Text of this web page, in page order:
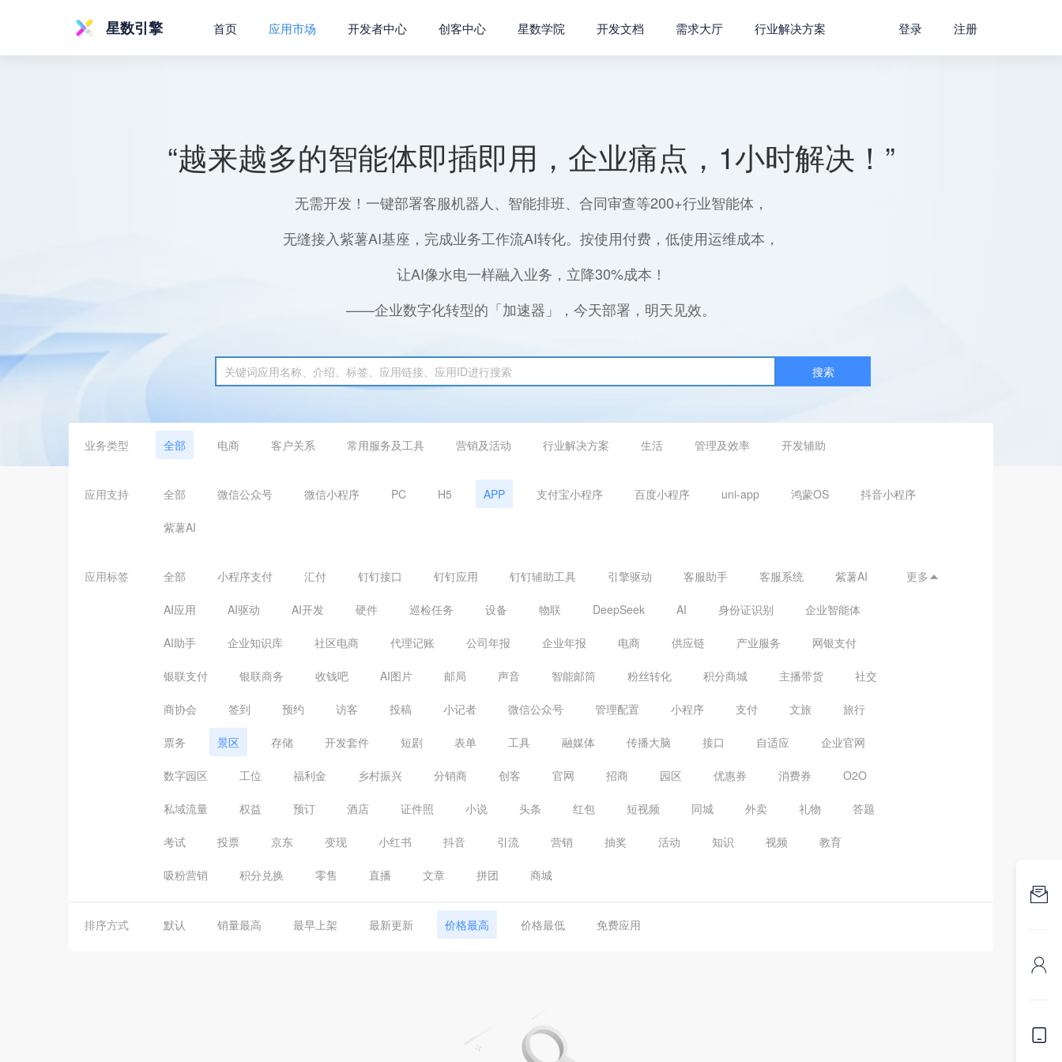
星数引擎 首页 应用市场 开发者中心 创客中心 星数学院 开发文档 需求大厅 行业解决方案 登录 注册
“越来越多的智能体即插即用，企业痛点，1小时解决！”
无需开发！一键部署客服机器人、智能排班、合同审查等200+行业智能体，
无缝接入紫薯AI基座，完成业务工作流AI转化。按使用付费，低使用运维成本，
让AI像水电一样融入业务，立降30%成本！
——企业数字化转型的「加速器」，今天部署，明天见效。
搜索
业务类型 全部 电商 客户关系 常用服务及工具 营销及活动 行业解决方案 生活 管理及效率 开发辅助
应用支持 全部 微信公众号 微信小程序 PC H5 APP 支付宝小程序 百度小程序 uni-app 鸿蒙OS 抖音小程序
紫薯AI
应用标签 全部 小程序支付 汇付 钉钉接口 钉钉应用 钉钉辅助工具 引擎驱动 客服助手 客服系统 紫薯AI
AI应用 AI驱动 AI开发 硬件 巡检任务 设备 物联 DeepSeek AI 身份证识别 企业智能体
AI助手 企业知识库 社区电商 代理记账 公司年报 企业年报 电商 供应链 产业服务 网银支付
银联支付 银联商务 收钱吧 AI图片 邮局 声音 智能邮筒 粉丝转化 积分商城 主播带货 社交
商协会 签到 预约 访客 投稿 小记者 微信公众号 管理配置 小程序 支付 文旅 旅行
票务 景区 存储 开发套件 短剧 表单 工具 融媒体 传播大脑 接口 自适应 企业官网
数字园区 工位 福利金 乡村振兴 分销商 创客 官网 招商 园区 优惠券 消费券 O2O
私域流量 权益 预订 酒店 证件照 小说 头条 红包 短视频 同城 外卖 礼物 答题
考试 投票 京东 变现 小红书 抖音 引流 营销 抽奖 活动 知识 视频 教育
吸粉营销 积分兑换 零售 直播 文章 拼团 商城
更多 
排序方式 默认 销量最高 最早上架 最新更新 价格最高 价格最低 免费应用


